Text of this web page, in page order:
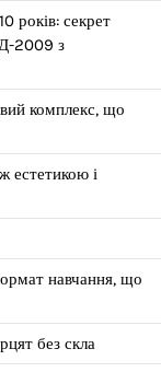
років: секрет
2009 з
комплекс, що
естетикою і
навчання, що
без скла